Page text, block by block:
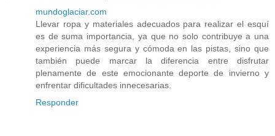
mundoglaciar.com
Llevar ropa y materiales adecuados para realizar el esquí
es de suma importancia, ya que no solo contribuye a una
experiencia más segura y cómoda en las pistas, sino que
también puede marcar la diferencia entre disfrutar
plenamente de este emocionante deporte de invierno y
enfrentar dificultades innecesarias.
Responder